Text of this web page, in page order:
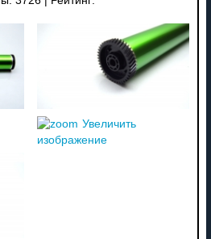
Увеличить
изображение